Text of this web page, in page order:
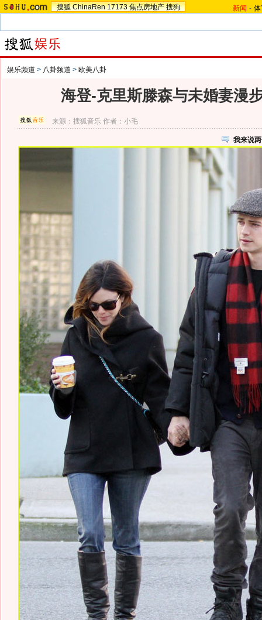
搜狐 ChinaRen 17173 焦点房地产 搜狗 新闻 -
娱乐频道 > 八卦频道 > 欧美八卦
海登-克里斯滕森与未婚妻漫
来源：搜狐音乐 作者：小毛
我来说